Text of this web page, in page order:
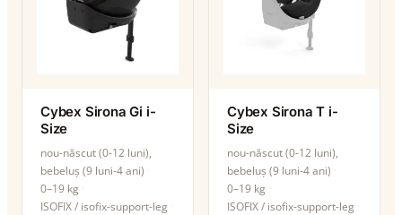
Cybex Sirona Gi i-
Size
nou-născut (0-12 luni),
bebeluș (9 luni-4 ani)
0–19 kg
ISOFIX / isofix-support-leg
Cybex Sirona T i-
Size
nou-născut (0-12 luni),
bebeluș (9 luni-4 ani)
0–19 kg
ISOFIX / isofix-support-leg